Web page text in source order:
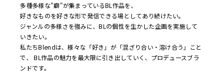
多種多様な"癖"が集まっているBL作品を、
好きなものを好きな形で発信できる場としてあり続けたい。
ジャンルの多様さを強みに、BLの個性を生かした企画を実施して
いきたい。
私たちBlendは、様々な「好き」が「混ざり合い・溶け合う」こと
で、 BL作品の魅力を最大限に引き出していく、プロデュースブラ
ンドです。